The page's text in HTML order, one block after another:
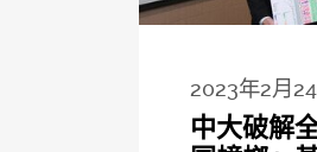
2023年2月
中大破解